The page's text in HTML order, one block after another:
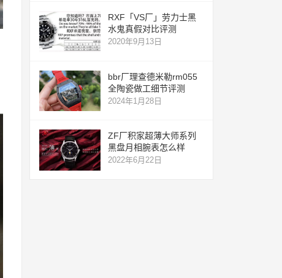
RXF「VS厂」劳力士黑
水鬼真假对比评测
2020年9月13日
bbr厂理查德米勒rm055
全陶瓷做工细节评测
2024年1月28日
ZF厂积家超薄大师系列
黑盘月相腕表怎么样
2022年6月22日